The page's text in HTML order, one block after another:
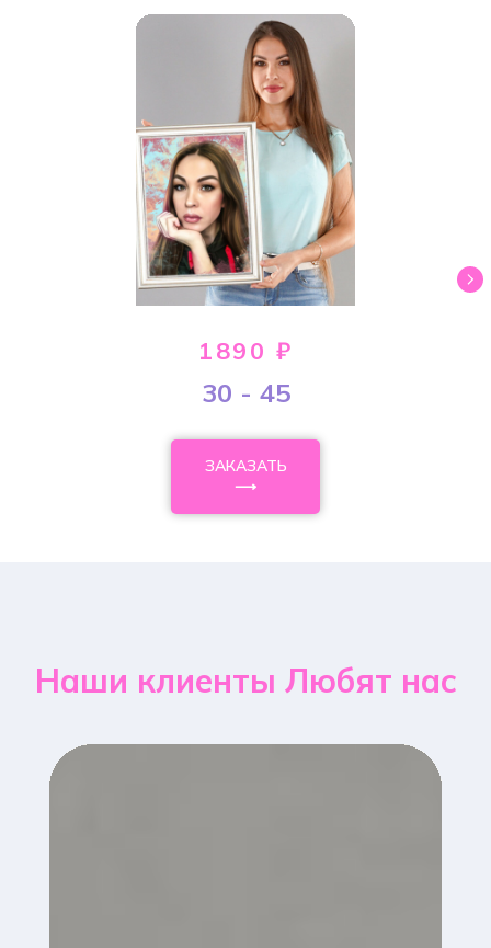
1890 ₽
30 - 45
ЗАКАЗАТЬ
⟶
Наши клиенты Любят нас